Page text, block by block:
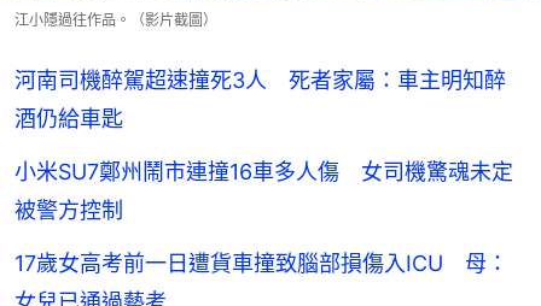
江小隱過往作品。（影片截圖）
河南司機醉駕超速撞死3人 死者家屬：車主明知醉
酒仍給車匙
小米SU7鄭州鬧市連撞16車多人傷 女司機驚魂未定
被警方控制
17歲女高考前一日遭貨車撞致腦部損傷入ICU 母：